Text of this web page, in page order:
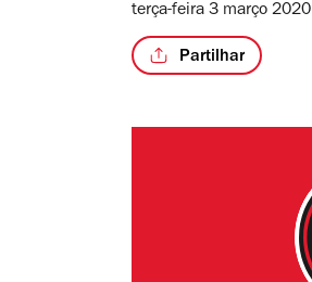
terça-feira 3 março 2020
Partilhar